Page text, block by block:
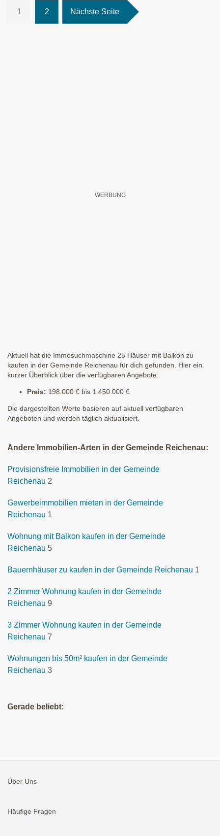
1 2 Nächste Seite
Aktuell hat die Immosuchmaschine 25 Häuser mit Balkon zu
kaufen in der Gemeinde Reichenau für dich gefunden. Hier ein
kurzer Überblick über die verfügbaren Angebote:
Preis: 198.000 € bis 1.450.000 €
Die dargestellten Werte basieren auf aktuell verfügbaren
Angeboten und werden täglich aktualisiert.
Andere Immobilien-Arten in der Gemeinde Reichenau:
Provisionsfreie Immobilien in der Gemeinde
Reichenau 2
Gewerbeimmobilien mieten in der Gemeinde
Reichenau 1
Wohnung mit Balkon kaufen in der Gemeinde
Reichenau 5
Bauernhäuser zu kaufen in der Gemeinde Reichenau 1
2 Zimmer Wohnung kaufen in der Gemeinde
Reichenau 9
3 Zimmer Wohnung kaufen in der Gemeinde
Reichenau 7
Wohnungen bis 50m² kaufen in der Gemeinde
Reichenau 3
Gerade beliebt:
Über Uns
Häufige Fragen